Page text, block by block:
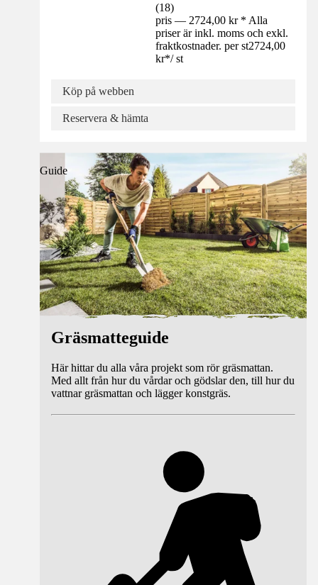
(18)
pris — 2724,00 kr * Alla
priser är inkl. moms och exkl.
fraktkostnader. per st2724,00
kr*/ st
Köp på webben
Reservera & hämta
Guide
Gräsmatteguide
Här hittar du alla våra projekt som rör gräsmattan.
Med allt från hur du vårdar och gödslar den, till hur du
vattnar gräsmattan och lägger konstgräs.